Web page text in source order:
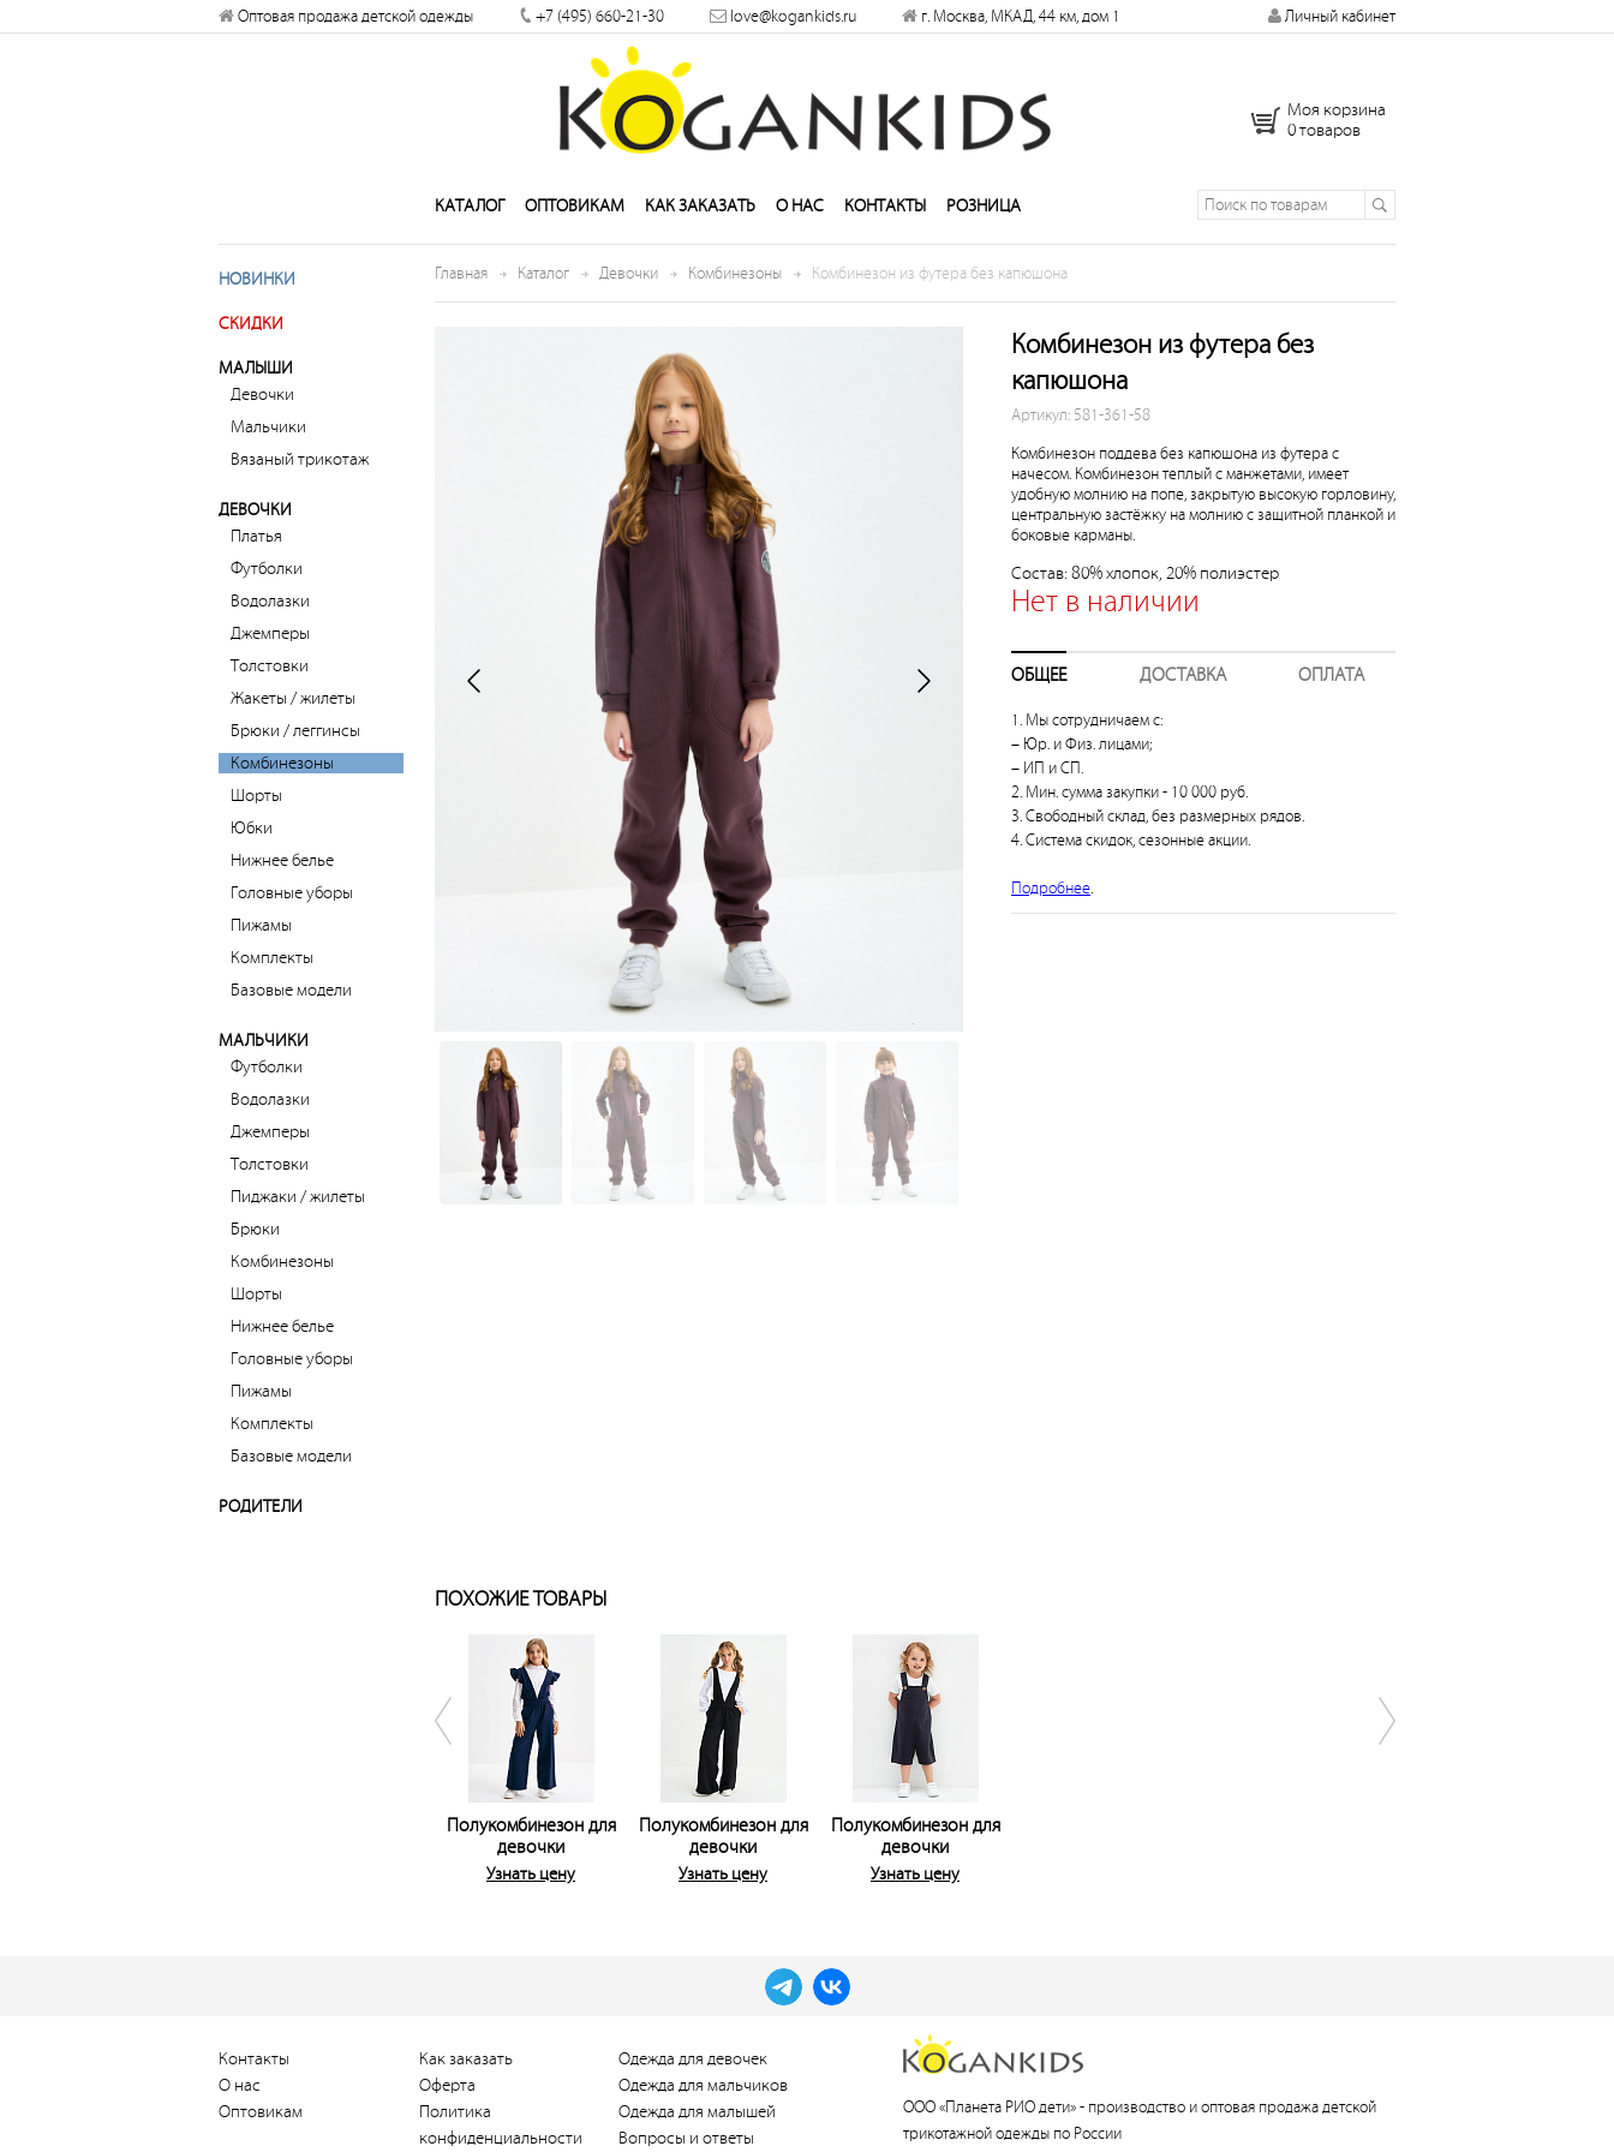
Разрешите сайту kogankids.ru
Разрешить
×
Оптовая продажа детской одежды +7 (495) 660-21-30 love@kogankids.ru г. Москва, МКАД, 44 км, дом 1 Личный кабинет
Моя корзина
0 товаров
КАТАЛОГ ОПТОВИКАМ КАК ЗАКАЗАТЬ О НАС КОНТАКТЫ РОЗНИЦА
НОВИНКИ
СКИДКИ
МАЛЫШИ
Девочки
Мальчики
Вязаный трикотаж
ДЕВОЧКИ
Платья
Футболки
Водолазки
Джемперы
Толстовки
Жакеты / жилеты
Брюки / леггинсы
Комбинезоны
Шорты
Юбки
Нижнее белье
Головные уборы
Пижамы
Комплекты
Базовые модели
МАЛЬЧИКИ
Футболки
Водолазки
Джемперы
Толстовки
Пиджаки / жилеты
Брюки
Комбинезоны
Шорты
Нижнее белье
Головные уборы
Пижамы
Комплекты
Базовые модели
РОДИТЕЛИ
Главная Каталог Девочки Комбинезоны Комбинезон из футера без капюшона
Комбинезон из футера без
капюшона
Артикул: 581-361-58
Комбинезон поддева без капюшона из футера с
начесом. Комбинезон теплый с манжетами, имеет
удобную молнию на попе, закрытую высокую горловину,
центральную застёжку на молнию с защитной планкой и
боковые карманы.
Состав: 80% хлопок, 20% полиэстер
Нет в наличии
ОБЩЕЕ ДОСТАВКА ОПЛАТА
1. Мы сотрудничаем с:
– Юр. и Физ. лицами;
– ИП и СП.
2. Мин. сумма закупки - 10 000 руб.
3. Свободный склад, без размерных рядов.
4. Система скидок, сезонные акции.
Подробнее.
ПОХОЖИЕ ТОВАРЫ
Полукомбинезон для
девочки
Узнать цену
Полукомбинезон для
девочки
Узнать цену
Полукомбинезон для
девочки
Узнать цену
Контакты
О нас
Оптовикам
Как заказать
Оферта
Политика
конфиденциальности
Одежда для девочек
Одежда для мальчиков
Одежда для малышей
Вопросы и ответы
ООО «Планета РИО дети» - производство и оптовая продажа детской
трикотажной одежды по России